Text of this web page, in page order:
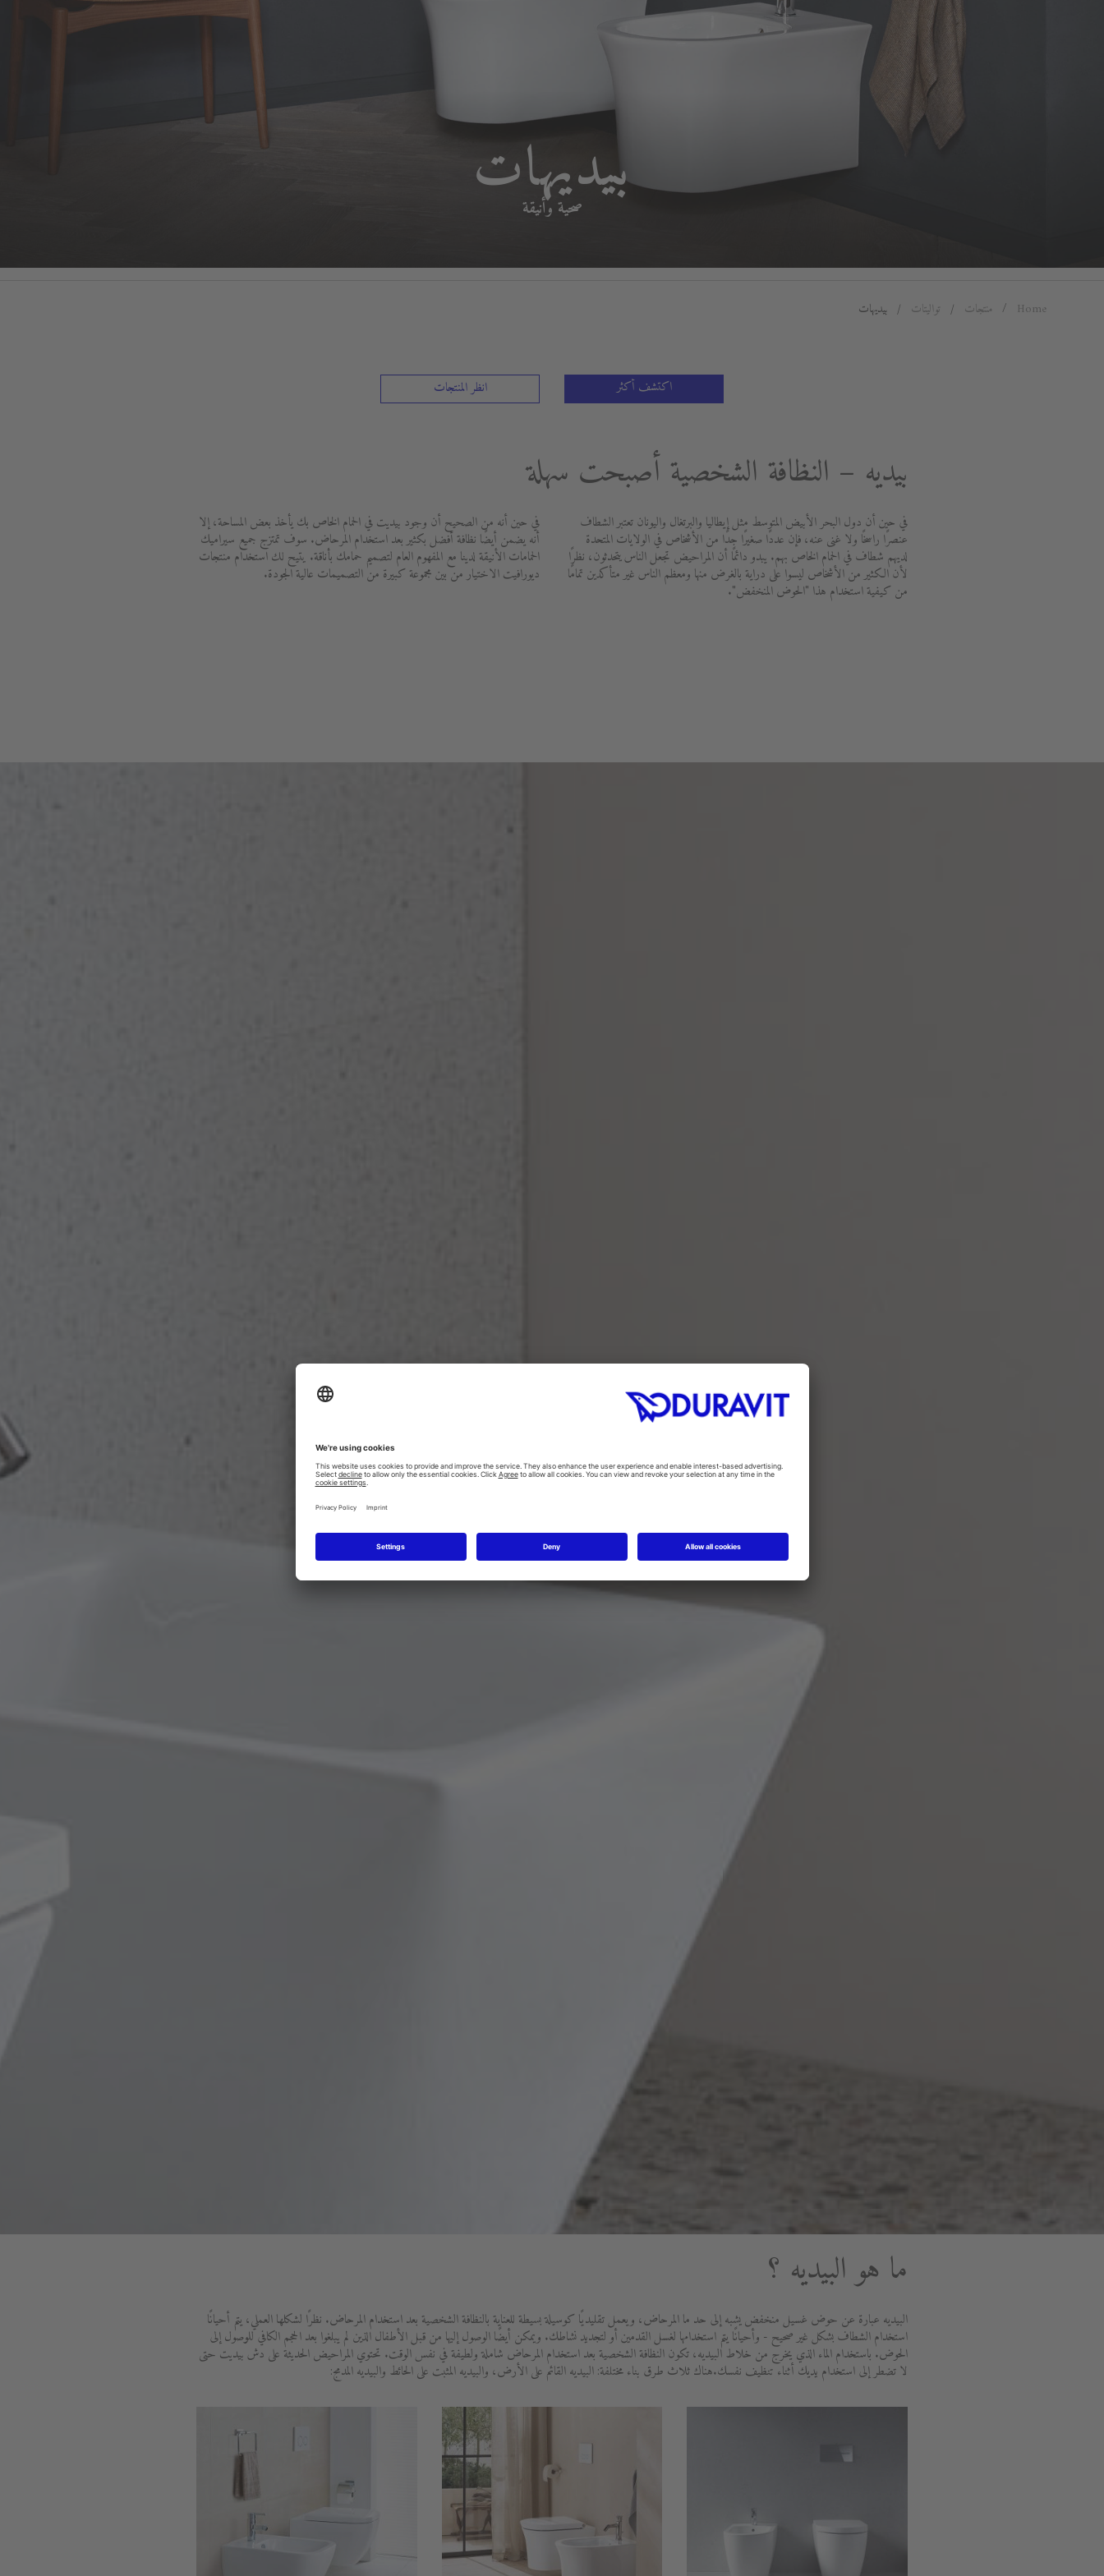
بيديهات
صحية وأنيقة
Home منتجات تواليتات بيديهات
اكتشف أكثر انظر المنتجات
بيديه – النظافة الشخصية أصبحت سهلة
في حين أن دول البحر الأبيض المتوسط مثل إيطاليا والبرتغال واليونان تعتبر الشطاف
عنصرًا راسخًا ولا غنى عنه، فإن عددًا صغيرًا جدًا من الأشخاص في الولايات المتحدة
لديهم شطاف في الحمام الخاص بهم. يبدو دائمًا أن المراحيض تجعل الناس يتحدثون، نظرًا
لأن الكثير من الأشخاص ليسوا على دراية بالغرض منها ومعظم الناس غير متأكدين تمامًا
من كيفية استخدام هذا "الحوض المنخفض".
في حين أنه من الصحيح أن وجود بيديت في الحمام الخاص بك يأخذ بعض المساحة، إلا
أنه يضمن أيضًا نظافة أفضل بكثير بعد استخدام المرحاض. سوف تمتزج جميع سيراميك
الحمامات الأنيقة لدينا مع المفهوم العام لتصميم حمامك بأناقة. يتيح لك استخدام منتجات
ديورافيت الاختيار من بين مجموعة كبيرة من التصميمات عالية الجودة.
ما هو البيديه ؟
البيديه عبارة عن حوض غسيل منخفض يشبه إلى حد ما المرحاض، ويعمل تقليديًا كوسيلة بسيطة للعناية بالنظافة الشخصية بعد استخدام المرحاض. نظرًا لشكلها العملي، يتم أحيانًا
استخدام الشطاف بشكل غير صحيح - وأحيانًا يتم استخدامها لغسل القدمين أو لتجديد نشاطك. ويمكن أيضًا الوصول إليها من قبل الأطفال الذين لم يبلغوا بعد الحجم الكافي للوصول إلى
الحوض. باستخدام الماء الذي يخرج من خلاط البيديه، تكون النظافة الشخصية بعد استخدام المرحاض شاملة ولطيفة في نفس الوقت. تحتوي المراحيض الحديثة على دش بيديت حتى
لا تضطر إلى استخدام يديك أثناء تنظيف نفسك.هناك ثلاث طرق بناء مختلفة: البيديه القائم على الأرض، والبيديه المثبت على الحائط والبيديه المدمج: